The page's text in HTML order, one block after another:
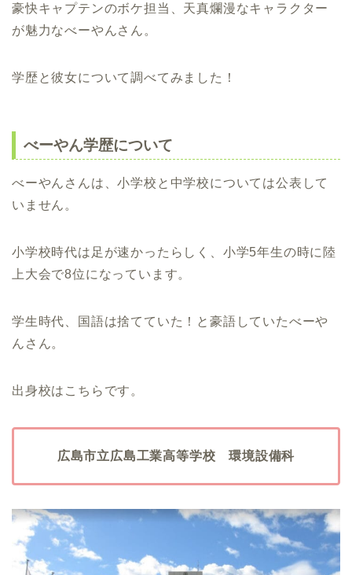
豪快キャプテンのボケ担当、天真爛漫なキャラクター
が魅力なべーやんさん。
学歴と彼女について調べてみました！
べーやん学歴について
べーやんさんは、小学校と中学校については公表して
いません。
小学校時代は足が速かったらしく、小学5年生の時に陸
上大会で8位になっています。
学生時代、国語は捨てていた！と豪語していたべーや
んさん。
出身校はこちらです。
広島市立広島工業高等学校 環境設備科